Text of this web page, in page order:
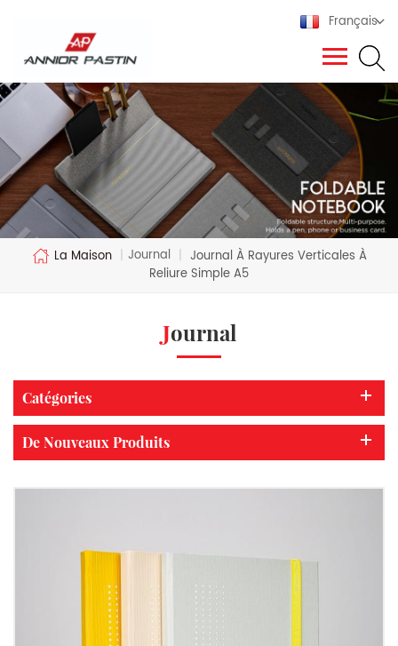
Français
La Maison | Journal | Journal À Rayures Verticales À
Reliure Simple A5
Journal
Catégories
De Nouveaux Produits